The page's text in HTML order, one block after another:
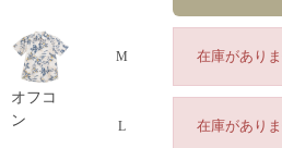
オフコ
ン
M 在庫があり
L 在庫があり